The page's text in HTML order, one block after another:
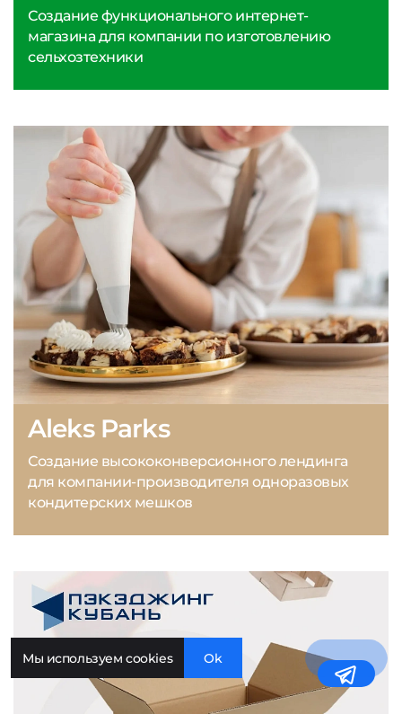
Aleks Parks
Создание высококонверсионного лендинга
для компании-производителя одноразовых
кондитерских мешков
Создание функционального интернет-
магазина для компании по изготовлению
сельхозтехники
Мы используем cookies Ok